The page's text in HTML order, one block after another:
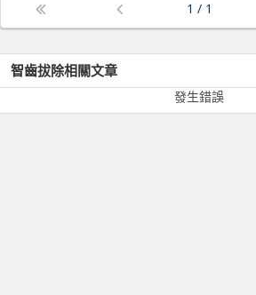
1 / 1
智齒拔除相關文章
發生錯誤